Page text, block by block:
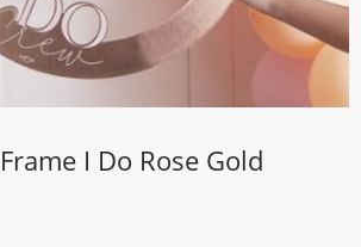
I Do Rose Gold